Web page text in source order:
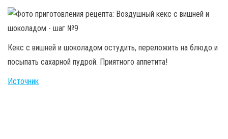
Кекс с вишней и шоколадом остудить, переложить на блюдо и
посыпать сахарной пудрой. Приятного аппетита!
Источник